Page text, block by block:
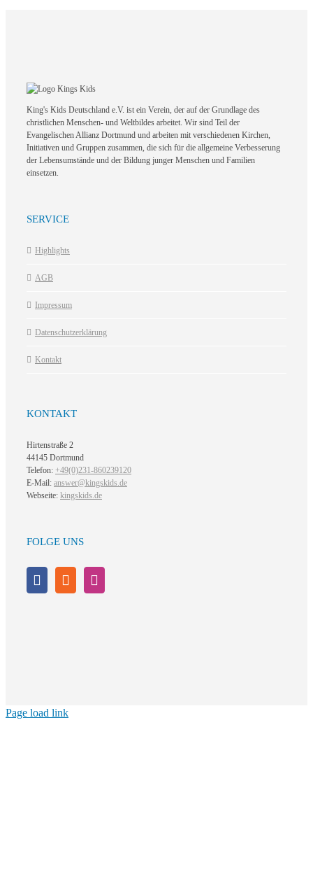
King's Kids Deutschland e.V. ist ein Verein, der auf der Grundlage des
christlichen Menschen- und Weltbildes arbeitet. Wir sind Teil der
Evangelischen Allianz Dortmund und arbeiten mit verschiedenen Kirchen,
Initiativen und Gruppen zusammen, die sich für die allgemeine Verbesserung
der Lebensumstände und der Bildung junger Menschen und Familien
einsetzen.
SERVICE
Highlights
AGB
Impressum
Datenschutzerklärung
Kontakt
KONTAKT
Hirtenstraße 2
44145 Dortmund
Telefon: +49(0)231-860239120
E-Mail: answer@kingskids.de
Webseite: kingskids.de
FOLGE UNS
Page load link